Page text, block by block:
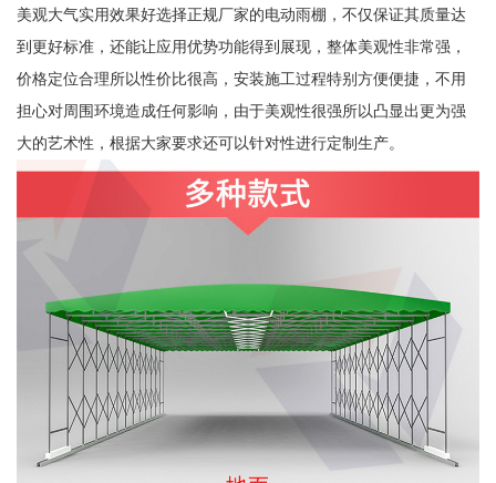
美观大气实用效果好选择正规厂家的电动雨棚，不仅保证其质量达
到更好标准，还能让应用优势功能得到展现，整体美观性非常强，
价格定位合理所以性价比很高，安装施工过程特别方便便捷，不用
担心对周围环境造成任何影响，由于美观性很强所以凸显出更为强
大的艺术性，根据大家要求还可以针对性进行定制生产。